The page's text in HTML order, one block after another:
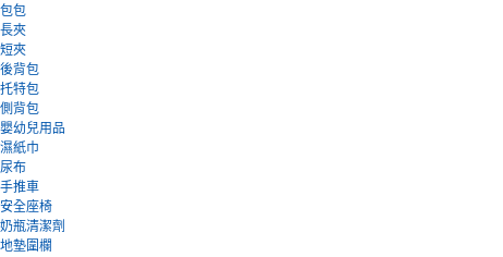
包包
長夾
短夾
後背包
托特包
側背包
嬰幼兒用品
濕紙巾
尿布
手推車
安全座椅
奶瓶清潔劑
地墊圍欄